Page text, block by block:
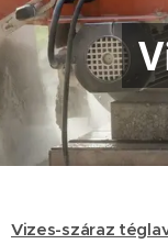
Vizes-száraz